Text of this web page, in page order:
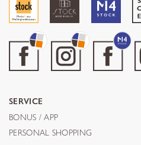
SERVICE
BONUS / APP
PERSONAL SHOPPING